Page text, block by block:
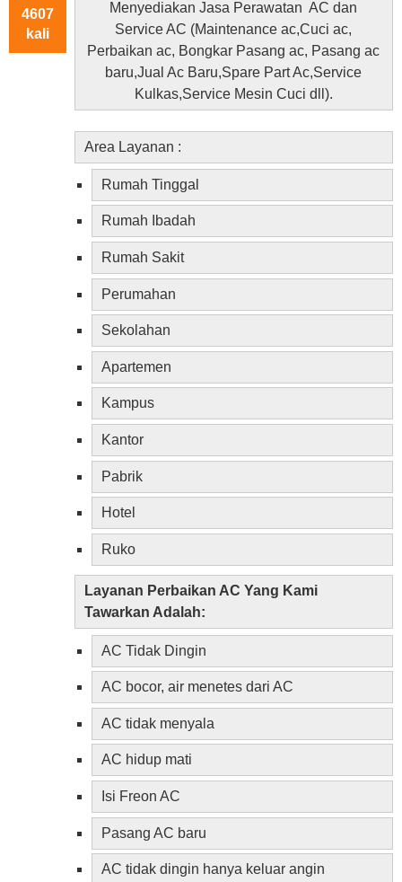
4607
kali
Menyediakan Jasa Perawatan AC dan
Service AC (Maintenance ac,Cuci ac,
Perbaikan ac, Bongkar Pasang ac, Pasang ac
baru,Jual Ac Baru,Spare Part Ac,Service
Kulkas,Service Mesin Cuci dll).
Area Layanan :
Rumah Tinggal
Rumah Ibadah
Rumah Sakit
Perumahan
Sekolahan
Apartemen
Kampus
Kantor
Pabrik
Hotel
Ruko
Layanan Perbaikan AC Yang Kami
Tawarkan Adalah:
AC Tidak Dingin
AC bocor, air menetes dari AC
AC tidak menyala
AC hidup mati
Isi Freon AC
Pasang AC baru
AC tidak dingin hanya keluar angin